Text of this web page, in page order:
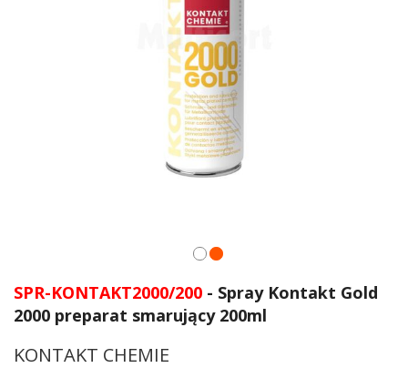
na
początek
galerii
SPR-KONTAKT2000/200 - Spray Kontakt Gold
2000 preparat smarujący 200ml
KONTAKT CHEMIE